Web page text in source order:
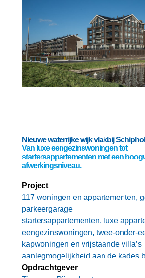
Nieuwe waterrijke wijk vlakbij Schiphol
Van luxe eengezinswoningen tot
startersappartementen met een
afwerkingsniveau.
Project
117 woningen en appartementen,
parkeergarage
startersappartementen, luxe
eengezinswoningen, twee-onder-
kapwoningen en vrijstaande villa’s
aanlegmogelijkheid aan de kades
Opdrachtgever